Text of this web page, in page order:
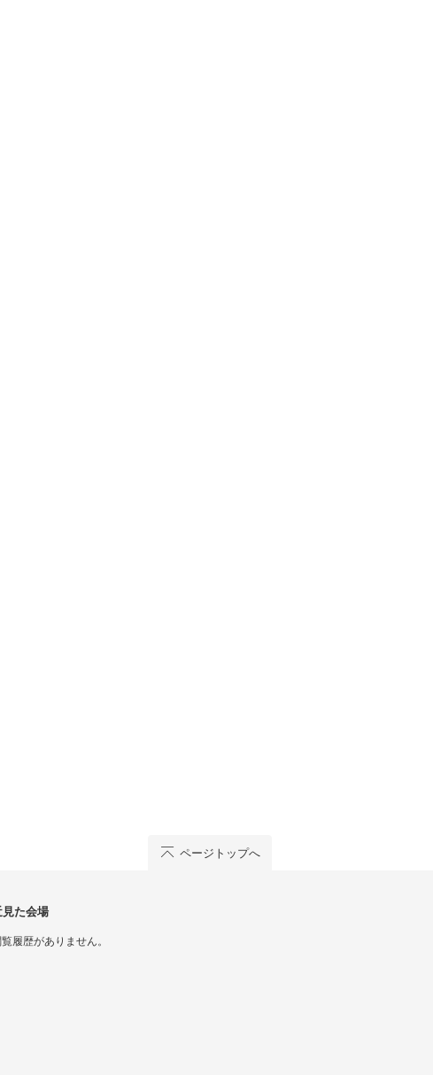
見た会場
履歴がありません。
ページトップへ